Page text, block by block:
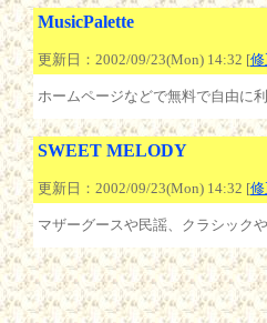
MusicPalette
更新日：2002/09/23(Mon) 14:32 [
ホームページなどで無料で自由に
SWEET MELODY
更新日：2002/09/23(Mon) 14:32 [
マザーグースや民謡、クラシック